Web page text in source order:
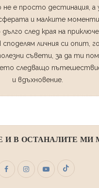
е просто дестинация, а
и малките
след края на
споделям личния си опит,
съвети, за да ти
следващо
и вдъхновение.
И В ОСТАНАЛИТЕ МИ